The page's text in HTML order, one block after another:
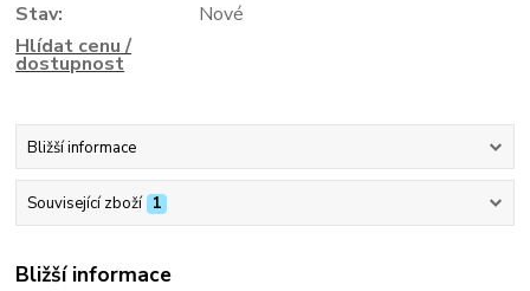
Stav:
Nové
Hlídat cenu /
dostupnost
Bližší informace
Související zboží 1
Bližší informace